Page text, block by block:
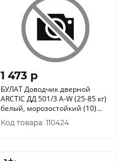
1 473 p
БУЛАТ Доводчик дверной
ARCTIC ДД 501/3 A-W (25-85 кг)
белый, морозостойкий (10)
704827
Код товара: 110424